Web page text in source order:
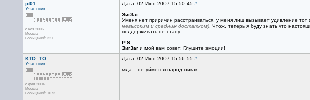
jd01
Участник
с ноя 2006
Москва
Сообщений: 321
Дата: 02 Июн 2007 15:50:45 #
ЗигЗаг
Уменя нет приричин расстраиваться, у меня лиш вызывает удивление
невысоким и средним достатком). Чтож, теперь я буду знать что
поддерживать не стану.
P.S.
ЗигЗаги мой вам совет: Глушите эмоции!
KTO_TO
Участник
с фев 2004
Москва
Сообщений: 1073
Дата: 02 Июн 2007 15:56:55 #
мда... не уймется народ никак...